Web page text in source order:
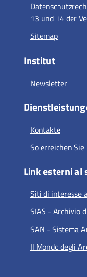
13 und 14 der
Sitemap
Institut
Newsletter
Kontakte
So erreichen Sie
Link esterni al
Siti di interesse
SIAS - Archivio
SAN - Sistema
Il Mondo degli